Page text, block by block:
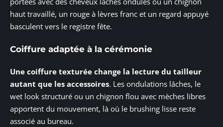
haut travaillé, un rouge à lèvres franc et un regard appuyé
basculent vers le registre fête.
Coiffure adaptée à la cérémonie
Une coiffure texturée change la lecture du tailleur
autant que les accessoires. Les ondulations lâches, le
wet look structuré ou un chignon flou avec mèches libres
apportent du mouvement, là où le brushing lisse reste
associé au bureau.